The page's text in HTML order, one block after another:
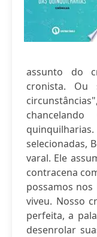
assunto do
cronista. Ou
selecionadas,
varal. Ele
contracena
possamos
viveu. Nosso
perfeita, a
desenrolar